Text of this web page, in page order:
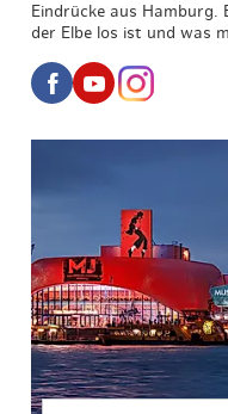
Eindrücke aus
der Elbe los ist und was